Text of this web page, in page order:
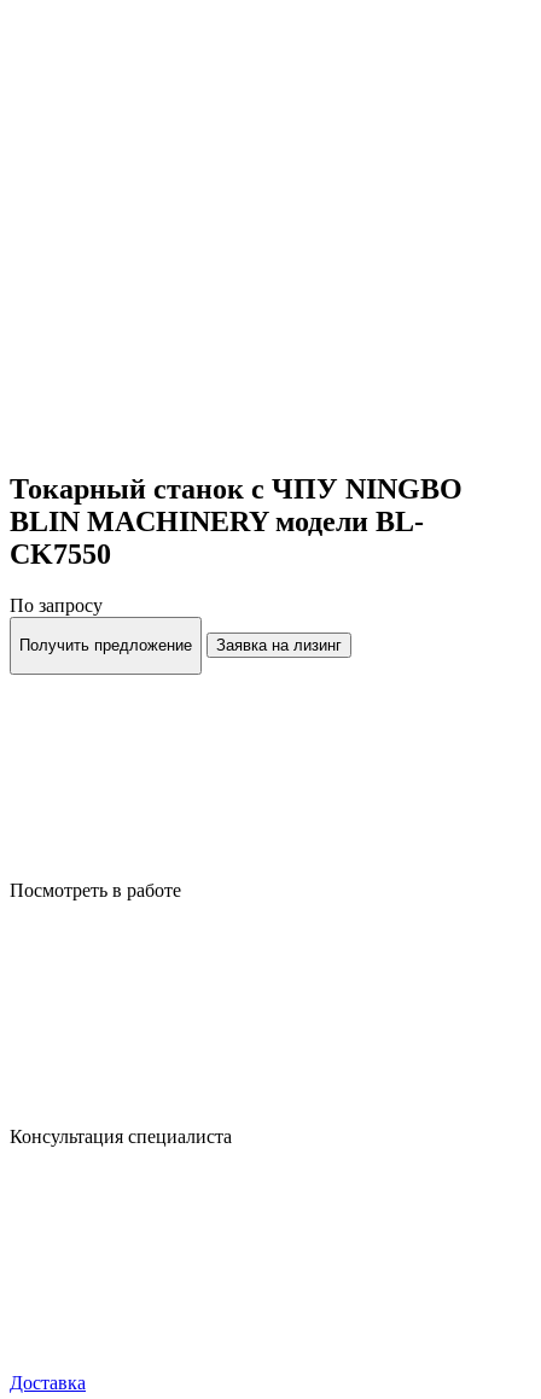
Токарный станок с ЧПУ NINGBO
BLIN MACHINERY модели BL-
CK7550
По запросу
Получить предложение Заявка на лизинг
Посмотреть в работе
Консультация специалиста
Доставка